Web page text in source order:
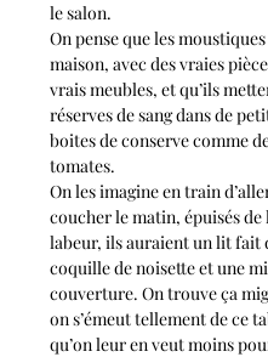
le salon.
On pense que les
maison, avec des vraies
vrais meubles, et qu’ils
réserves de sang dans de
boites de conserve comme
tomates.
On les imagine en train
coucher le matin, épuisés
labeur, ils auraient un lit fait
coquille de noisette et une
couverture. On trouve ça
on s’émeut tellement de ce
qu’on leur en veut moins